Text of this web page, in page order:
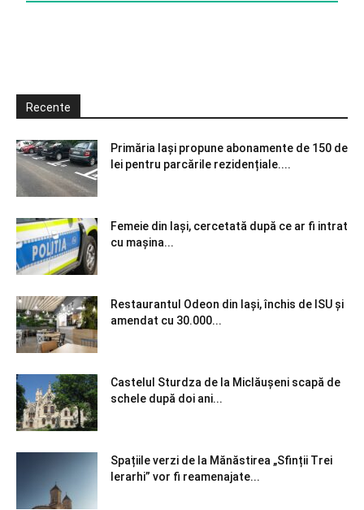
Recente
Primăria Iași propune abonamente de 150 de
lei pentru parcările rezidențiale....
Femeie din Iași, cercetată după ce ar fi intrat
cu mașina...
Restaurantul Odeon din Iași, închis de ISU și
amendat cu 30.000...
Castelul Sturdza de la Miclăușeni scapă de
schele după doi ani...
Spațiile verzi de la Mănăstirea „Sfinții Trei
Ierarhi” vor fi reamenajate...